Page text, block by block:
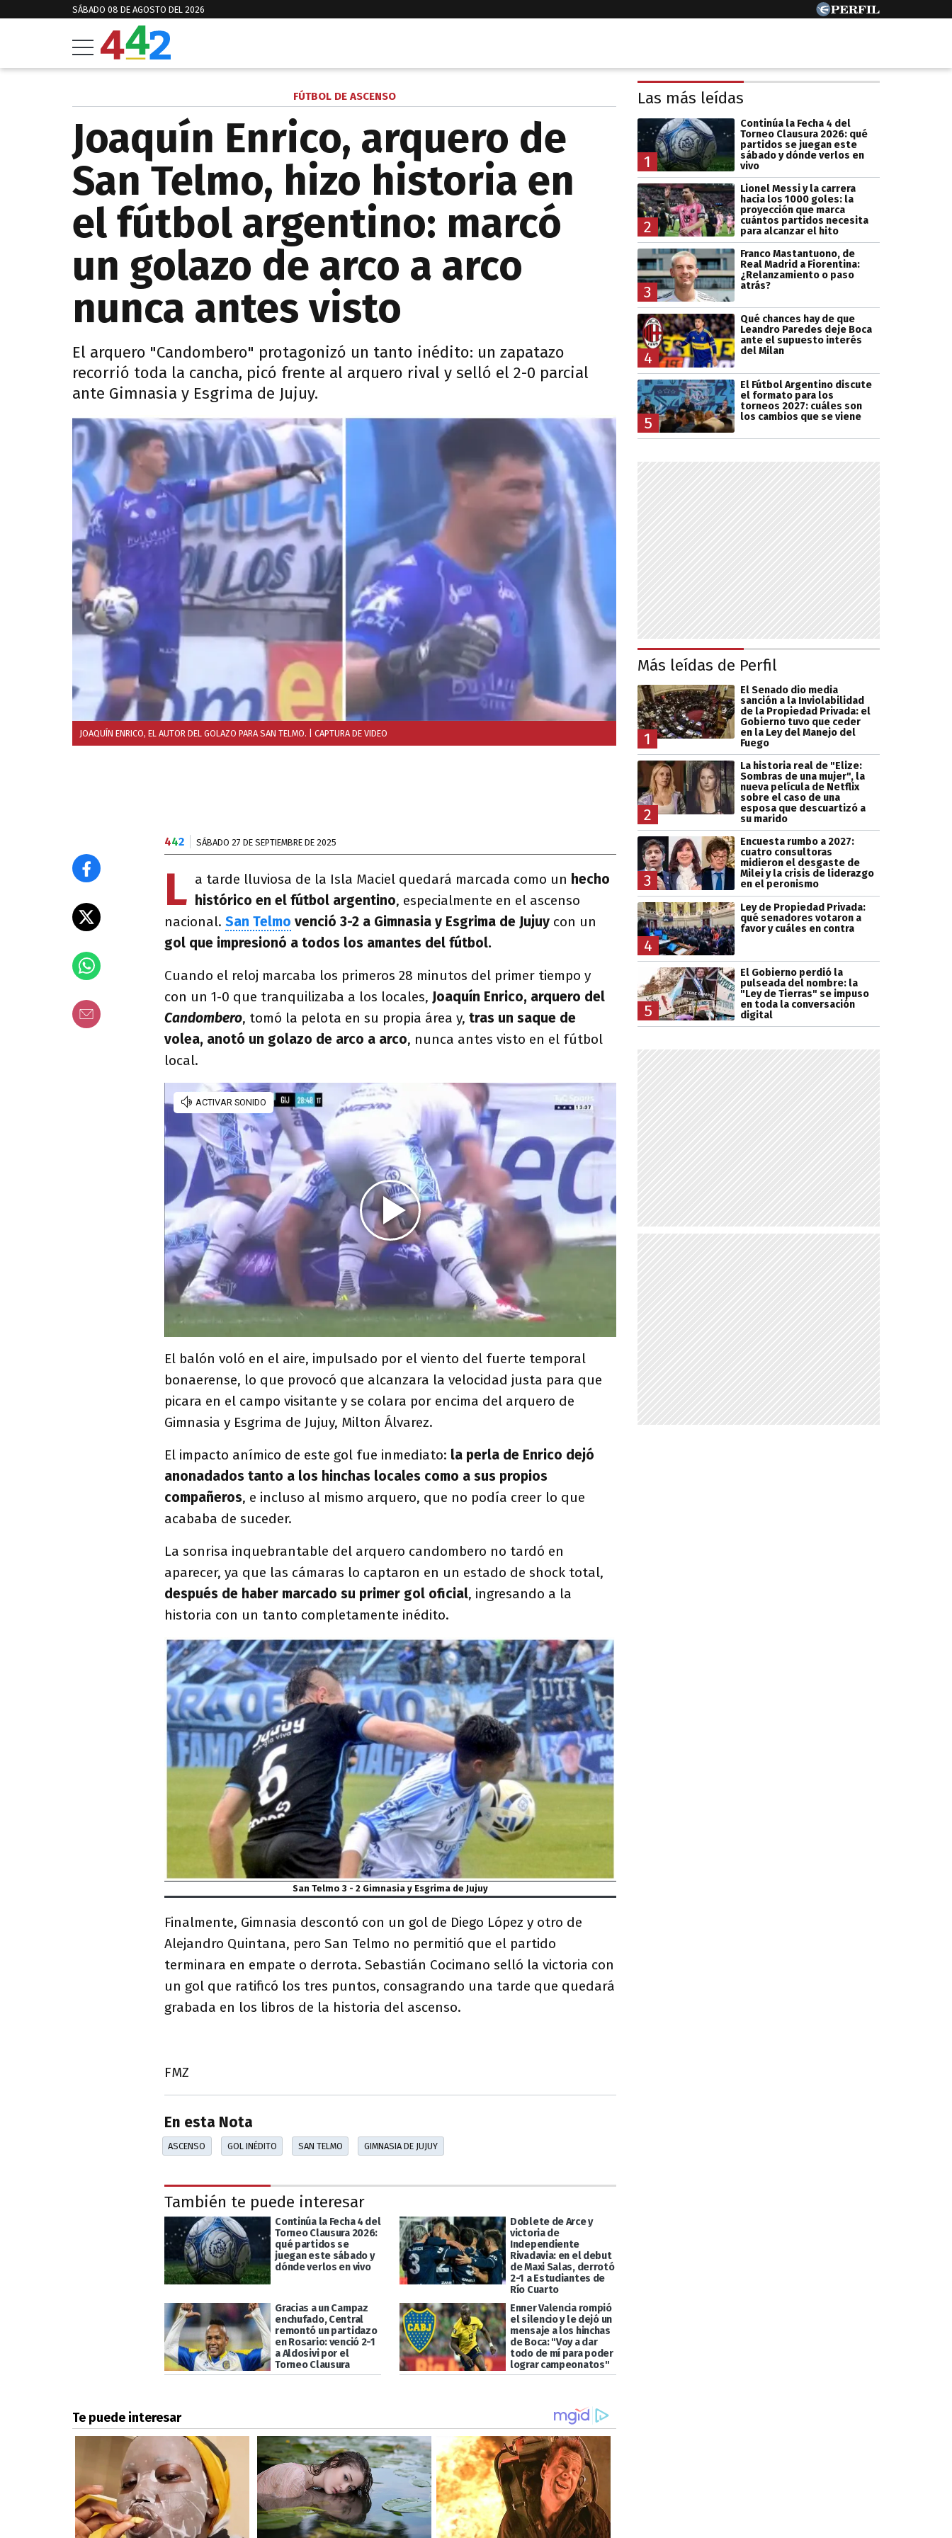
SÁBADO 08 DE AGOSTO DEL 2026
FÚTBOL DE ASCENSO
Joaquín Enrico, arquero de
San Telmo, hizo historia en
el fútbol argentino: marcó
un golazo de arco a arco
nunca antes visto
El arquero "Candombero" protagonizó un tanto inédito: un zapatazo
recorrió toda la cancha, picó frente al arquero rival y selló el 2-0 parcial
ante Gimnasia y Esgrima de Jujuy.
JOAQUÍN ENRICO, EL AUTOR DEL GOLAZO PARA SAN TELMO. | CAPTURA DE VIDEO
442 SÁBADO 27 DE SEPTIEMBRE DE 2025
L a tarde lluviosa de la Isla Maciel quedará marcada como un hecho
histórico en el fútbol argentino, especialmente en el ascenso
nacional. San Telmo venció 3-2 a Gimnasia y Esgrima de Jujuy con un
gol que impresionó a todos los amantes del fútbol.
Cuando el reloj marcaba los primeros 28 minutos del primer tiempo y
con un 1-0 que tranquilizaba a los locales, Joaquín Enrico, arquero del
Candombero, tomó la pelota en su propia área y, tras un saque de
volea, anotó un golazo de arco a arco, nunca antes visto en el fútbol
local.
El balón voló en el aire, impulsado por el viento del fuerte temporal
bonaerense, lo que provocó que alcanzara la velocidad justa para que
picara en el campo visitante y se colara por encima del arquero de
Gimnasia y Esgrima de Jujuy, Milton Álvarez.
El impacto anímico de este gol fue inmediato: la perla de Enrico dejó
anonadados tanto a los hinchas locales como a sus propios
compañeros, e incluso al mismo arquero, que no podía creer lo que
acababa de suceder.
La sonrisa inquebrantable del arquero candombero no tardó en
aparecer, ya que las cámaras lo captaron en un estado de shock total,
después de haber marcado su primer gol oficial, ingresando a la
historia con un tanto completamente inédito.
San Telmo 3 - 2 Gimnasia y Esgrima de Jujuy
Finalmente, Gimnasia descontó con un gol de Diego López y otro de
Alejandro Quintana, pero San Telmo no permitió que el partido
terminara en empate o derrota. Sebastián Cocimano selló la victoria con
un gol que ratificó los tres puntos, consagrando una tarde que quedará
grabada en los libros de la historia del ascenso.
FMZ
En esta Nota
ASCENSO GOL INÉDITO SAN TELMO GIMNASIA DE JUJUY
También te puede interesar
Continúa la Fecha 4 del
Torneo Clausura 2026:
qué partidos se
juegan este sábado y
dónde verlos en vivo
Doblete de Arce y
victoria de
Independiente
Rivadavia: en el debut
de Maxi Salas, derrotó
2-1 a Estudiantes de
Río Cuarto
Gracias a un Campaz
enchufado, Central
remontó un partidazo
en Rosario: venció 2-1
a Aldosivi por el
Torneo Clausura
Enner Valencia rompió
el silencio y le dejó un
mensaje a los hinchas
de Boca: "Voy a dar
todo de mí para poder
lograr campeonatos"
Las más leídas
1
Continúa la Fecha 4 del
Torneo Clausura 2026: qué
partidos se juegan este
sábado y dónde verlos en
vivo
2
Lionel Messi y la carrera
hacia los 1000 goles: la
proyección que marca
cuántos partidos necesita
para alcanzar el hito
3
Franco Mastantuono, de
Real Madrid a Fiorentina:
¿Relanzamiento o paso
atrás?
4
Qué chances hay de que
Leandro Paredes deje Boca
ante el supuesto interés
del Milan
5
El Fútbol Argentino discute
el formato para los
torneos 2027: cuáles son
los cambios que se viene
Más leídas de Perfil
1
El Senado dio media
sanción a la Inviolabilidad
de la Propiedad Privada: el
Gobierno tuvo que ceder
en la Ley del Manejo del
Fuego
2
La historia real de "Elize:
Sombras de una mujer", la
nueva película de Netflix
sobre el caso de una
esposa que descuartizó a
su marido
3
Encuesta rumbo a 2027:
cuatro consultoras
midieron el desgaste de
Milei y la crisis de liderazgo
en el peronismo
4
Ley de Propiedad Privada:
qué senadores votaron a
favor y cuáles en contra
5
El Gobierno perdió la
pulseada del nombre: la
"Ley de Tierras" se impuso
en toda la conversación
digital